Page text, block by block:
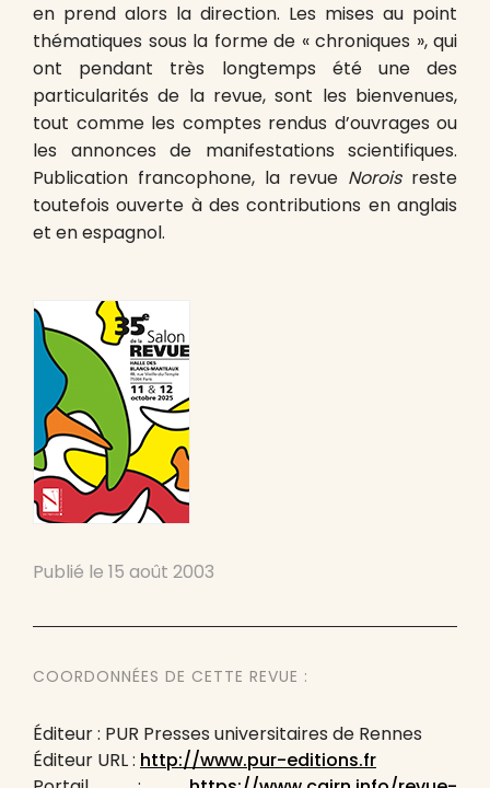
en prend alors la direction. Les mises au point
thématiques sous la forme de « chroniques », qui
ont pendant très longtemps été une des
particularités de la revue, sont les bienvenues,
tout comme les comptes rendus d’ouvrages ou
les annonces de manifestations scientifiques.
Publication francophone, la revue Noroisreste
toutefois ouverte à des contributions en anglais
et en espagnol.
Publié le 15 août 2003
COORDONNÉES DE CETTE REVUE :
Éditeur : PUR Presses universitaires de Rennes
Éditeur URL : http://www.pur-editions.fr